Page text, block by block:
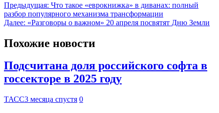
Предыдущая: Что такое «еврокнижка» в диванах: полный
разбор популярного механизма трансформации
Далее: «Разговоры о важном» 20 апреля посвятят Дню Земли
Похожие новости
Подсчитана доля российского софта в
госсекторе в 2025 году
ТАСС3 месяца спустя 0